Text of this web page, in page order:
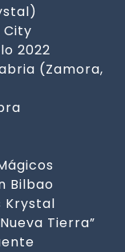
City
2022
(Zamora,
Bilbao
Krystal
Tierra”